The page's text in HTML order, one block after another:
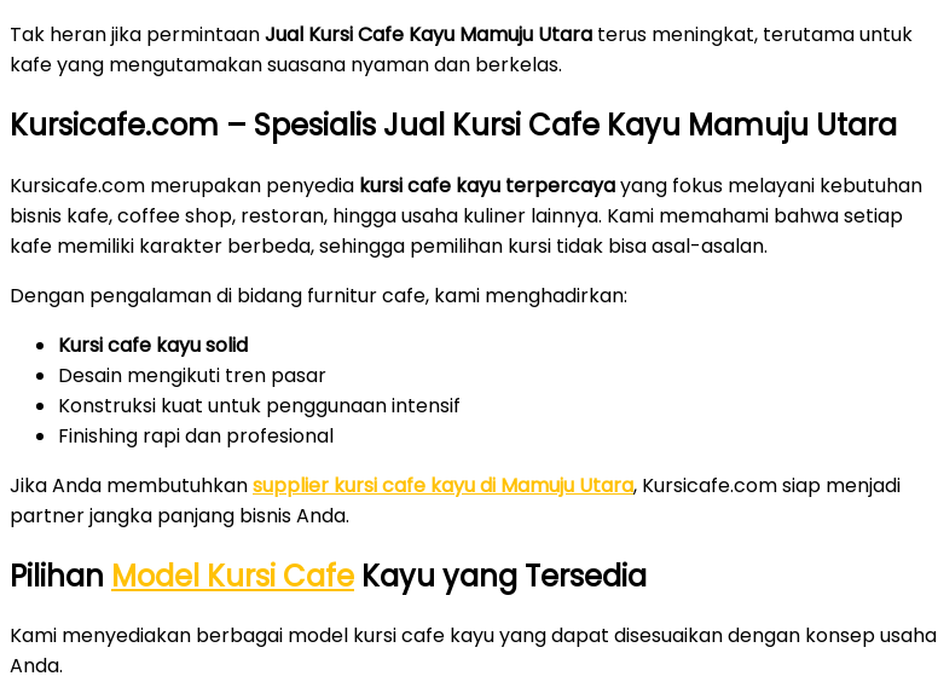
Tak heran jika permintaanJual Kursi Cafe Kayu Mamuju Utara terus meningkat, terutama untuk
kafe yang mengutamakan suasana nyaman dan berkelas.
Kursicafe.com – Spesialis Jual Kursi Cafe Kayu Mamuju Utara
Kursicafe.com merupakan penyedia kursi cafe kayu terpercayayang fokus melayani kebutuhan
bisnis kafe, coffee shop, restoran, hingga usaha kuliner lainnya. Kami memahami bahwa setiap
kafe memiliki karakter berbeda, sehingga pemilihan kursi tidak bisa asal-asalan.
Dengan pengalaman di bidang furnitur cafe, kami menghadirkan:
Kursi cafe kayu solid
Desain mengikuti tren pasar
Konstruksi kuat untuk penggunaan intensif
Finishing rapi dan profesional
Jika Anda membutuhkansupplier kursi cafe kayu di Mamuju Utara, Kursicafe.com siap menjadi
partner jangka panjang bisnis Anda.
Pilihan Model Kursi Cafe Kayu yang Tersedia
Kami menyediakan berbagai model kursi cafe kayu yang dapat disesuaikan dengan konsep usaha
Anda.